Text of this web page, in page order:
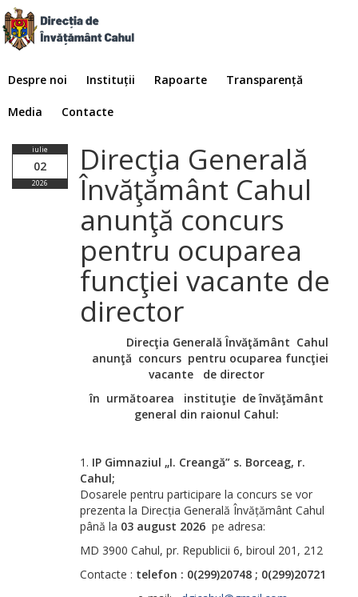
Despre noi Instituții Rapoarte Transparență
Media Contacte
iulie
02
2026
Direcţia Generală
Învăţământ Cahul
anunţă concurs
pentru ocuparea
funcţiei vacante de
director
Direcţia Generală Învăţământ Cahul
anunţă concurs pentru ocuparea funcţiei
vacante de director
în următoarea instituţie de învăţământ
general din raionul Cahul:
IP Gimnaziul „I. Creangă” s. Borceag, r.
Cahul;
Dosarele pentru participare la concurs se vor
prezenta la Direcția Generală Învățământ Cahul
până la 03 august 2026 pe adresa:
MD 3900 Cahul, pr. Republicii 6, biroul 201, 212
Contacte : telefon : 0(299)20748 ; 0(299)20721